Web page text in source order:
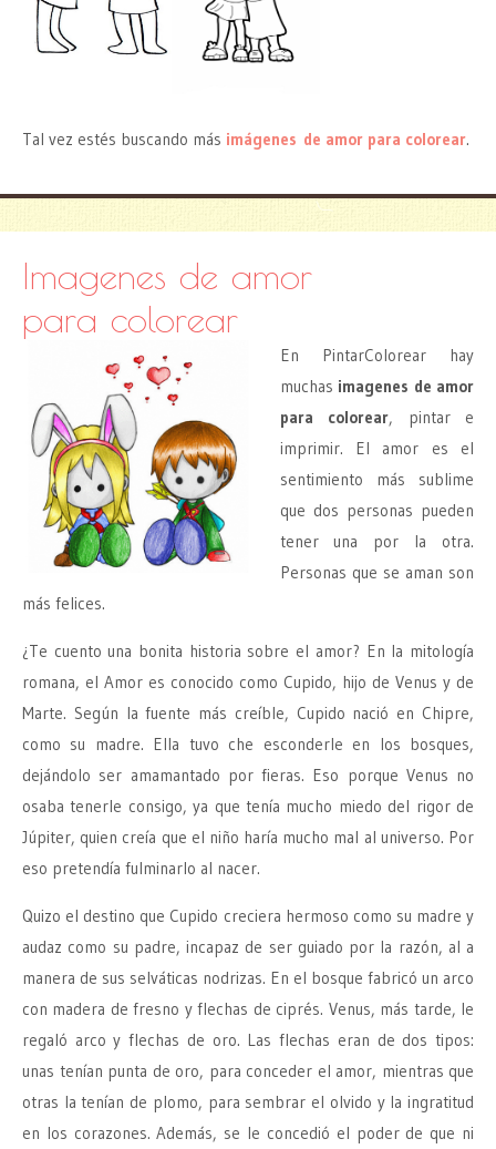
Tal vez estés buscando más imágenes de amor para colorear.
Imagenes de amor
para colorear
En PintarColorear hay
muchas imagenes de amor
para colorear, pintar e
imprimir. El amor es el
sentimiento más sublime
que dos personas pueden
tener una por la otra.
Personas que se aman son
más felices.
¿Te cuento una bonita historia sobre el amor? En la mitología
romana, el Amor es conocido como Cupido, hijo de Venus y de
Marte. Según la fuente más creíble, Cupido nació en Chipre,
como su madre. Ella tuvo che esconderle en los bosques,
dejándolo ser amamantado por fieras. Eso porque Venus no
osaba tenerle consigo, ya que tenía mucho miedo del rigor de
Júpiter, quien creía que el niño haría mucho mal al universo. Por
eso pretendía fulminarlo al nacer.
Quizo el destino que Cupido creciera hermoso como su madre y
audaz como su padre, incapaz de ser guiado por la razón, al a
manera de sus selváticas nodrizas. En el bosque fabricó un arco
con madera de fresno y flechas de ciprés. Venus, más tarde, le
regaló arco y flechas de oro. Las flechas eran de dos tipos:
unas tenían punta de oro, para conceder el amor, mientras que
otras la tenían de plomo, para sembrar el olvido y la ingratitud
en los corazones. Además, se le concedió el poder de que ni